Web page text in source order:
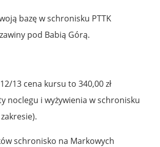
bazę w schronisku PTTK
pod Babią Górą.
13 cena kursu to 340,00 zł
noclegu i wyżywienia w schronisku
schronisko na Markowych